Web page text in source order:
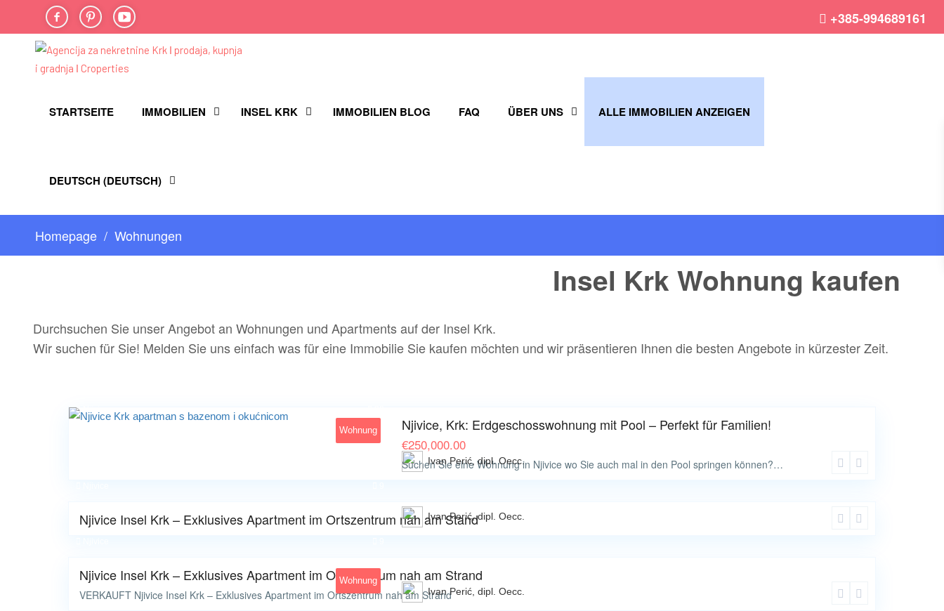
FACEBOOKPINTEREST
YOU-
TUBE
+385-994689161
STARTSEITE IMMOBILIEN INSEL KRK IMMOBILIEN BLOG FAQ ÜBER UNS ALLE IMMOBILIEN ANZEIGEN
DEUTSCH (DEUTSCH)
Homepage Wohnungen
Insel Krk Wohnung kaufen
Durchsuchen Sie unser Angebot an Wohnungen und Apartments auf der Insel Krk.
Wir suchen für Sie! Melden Sie uns einfach was für eine Immobilie Sie kaufen möchten und wir präsentieren Ihnen die besten Angebote in kürzester Zeit.
Wohnung Njivice, Krk: Erdgeschosswohnung mit Pool – Perfekt für Familien!
€250,000.00
Suchen Sie eine Wohnung in Njivice wo Sie auch mal in den Pool springen können?…
Ivan Perić, dipl. Oecc.
Njivice Insel Krk – Exklusives Apartment im Ortszentrum nah am Stand
Ivan Perić, dipl. Oecc.
Wohnung
Njivice Insel Krk – Exklusives Apartment im Ortszentrum nah am Strand
VERKAUFT Njivice Insel Krk – Exklusives Apartment im Ortszentrum nah am StrandIvan Perić, dipl. Oecc.